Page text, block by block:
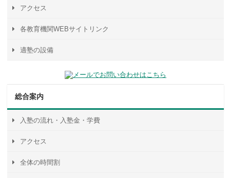
アクセス
各教育機関WEBサイトリンク
適塾の設備
総合案内
入塾の流れ・入塾金・学費
アクセス
全体の時間割